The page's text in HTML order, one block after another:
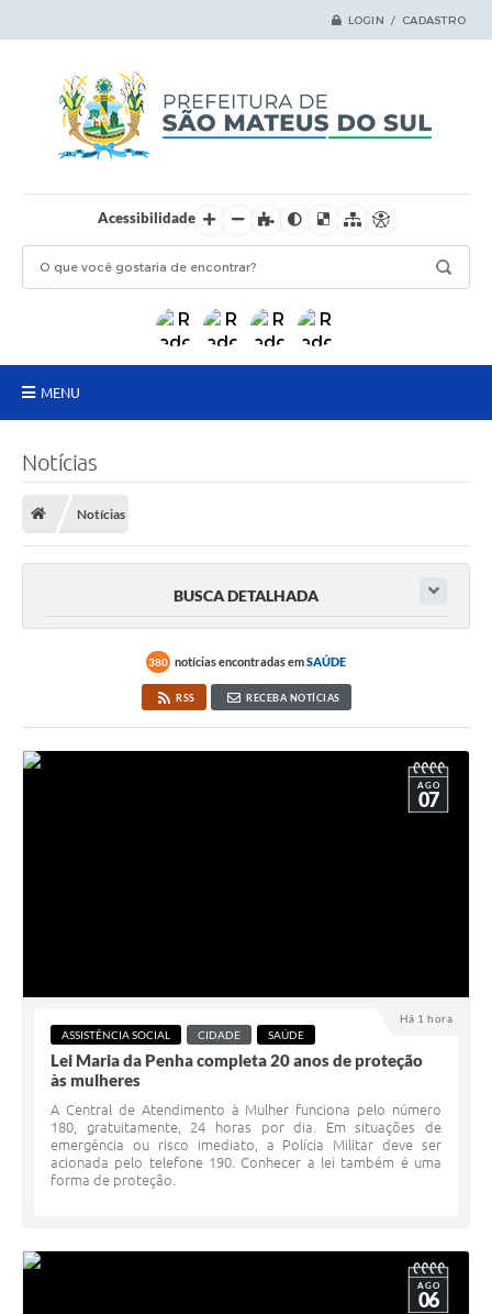
LOGIN / CADASTRO
Acessibilidade
MENU
Chamamento Público para Artistas Locais
Projeto Nascente Viva
Agência do Trabalhador
Previdência Complementar
Notícias
Notícias
BUSCA DETALHADA
380 notícias encontradas emSAÚDE
RSS RECEBA NOTÍCIAS
Há 1 hora
AGO
07
ASSISTÊNCIA SOCIAL CIDADE SAÚDE
Lei Maria da Penha completa 20 anos de proteção
às mulheres
A Central de Atendimento à Mulher funciona pelo número
180, gratuitamente, 24 horas por dia. Em situações de
emergência ou risco imediato, a Polícia Militar deve ser
acionada pelo telefone 190. Conhecer a lei também é uma
forma de proteção.
AGO
06